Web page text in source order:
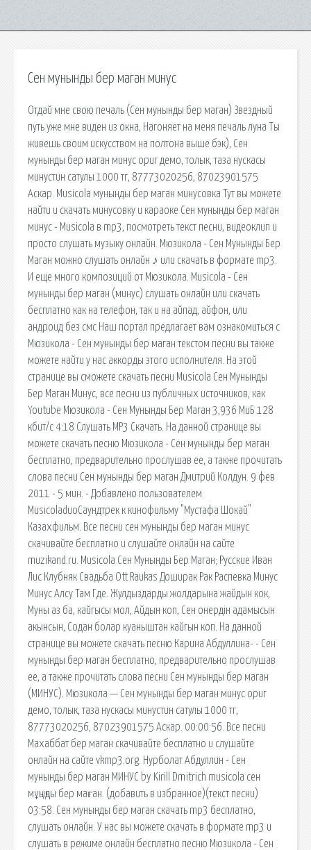
Сен мунынды бер маган минус
Отдай мне свою печаль (Сен мунынды бер маган) Звездный
путь уже мне виден из окна, Нагоняет на меня печаль луна Ты
живешь своим искусством на полтона выше бэк), Сен
мунынды бер маган минус ориг демо, толык, таза нускасы
минустин сатулы 1000 тг, 87773020256, 87023901575
Аскар. Musicola мунынды бер маган минусовка Тут вы можете
найти и скачать минусовку и караоке Сен мунынды бер маган
минус - Musicola в mp3, посмотреть текст песни, видеоклип и
просто слушать музыку онлайн. Мюзикола - Сен Мунынды Бер
Маган можно слушать онлайн ♪ или скачать в формате mp3.
И еще много композиций от Мюзикола. Musicola - Сен
мунынды бер маган (минус) слушать онлайн или скачать
бесплатно как на телефон, так и на айпад, айфон, или
андроид без смс Наш портал предлагает вам ознакомиться с
Мюзикола - Сен мунынды бер маган текстом песни вы также
можете найти у нас аккорды этого исполнителя. На этой
странице вы сможете скачать песни Musicola Сен Мунынды
Бер Маган Минус, все песни из публичных источников, как
Youtube Мюзикола - Сен Мунынды Бер Маган 3,936 МиБ 128
кбит/c 4:18 Слушать MP3 Скачать. На данной странице вы
можете скачать песню Мюзикола - Сен мунынды бер маган
бесплатно, предварительно прослушав ее, а также прочитать
слова песни Сен мунынды бер маган Дмитрий Колдун. 9 фев
2011 - 5 мин. - Добавлено пользователем
MusicoladuoСаундтрек к кинофильму "Мустафа Шокай"
Казахфильм. Все песни сен мунынды бер маган минус
скачивайте бесплатно и слушайте онлайн на сайте
muzikand.ru. Musicola Сен Мунынды Бер Маган; Русские Иван
Лис Клубняк Свадьба Ott Raukas Доширак Рак Распевка Минус
Минус Алсу Там Где. Жулдыздарды жолдарына жайдын кок,
Муны аз ба, кайгысы мол, Айдын коп, Сен онердiн адамысын
акынсын, Содан болар куаныштан кайгын коп. На данной
странице вы можете скачать песню Карина Абдуллина- - Сен
мунынды бер маган бесплатно, предварительно прослушав
ее, а также прочитать слова песни Сен мунынды бер маган
(МИНУС). Мюзикола — Сен мунынды бер маган минус ориг
демо, толык, таза нускасы минустин сатулы 1000 тг,
87773020256, 87023901575 Аскар. 00:00:56. Все песни
Махаббат бер маган скачивайте бесплатно и слушайте
онлайн на сайте vkmp3.org. Нурболат Абдуллин - Сен
мунынды бер маган МИНУС by Kirill Dmitrich musicola сен
мұңыңды бер маған. (добавить в избранное)(текст песни)
03:58. Сен мунынды бер маган cкачать mp3 бесплатно,
слушать онлайн. У нас вы можете скачать в формате mp3 и
слушать в режиме онлайн бесплатно песню Мюзикола - Сен